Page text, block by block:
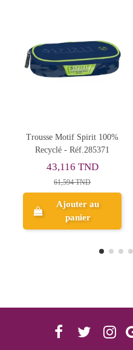
Trousse Cool School Urban
Plus - Réf.902
22,539 TND
Ajouter au
panier